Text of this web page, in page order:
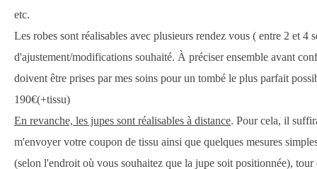
etc.
Les robes sont réalisables avec plusieurs rendez vous ( entre 2 et 4
d'ajustement/modifications souhaité. À préciser ensemble avant
doivent être prises par mes soins pour un tombé le plus parfait
190€(+tissu)
En revanche, les jupes sont réalisables à distance. Pour cela, il
m'envoyer votre coupon de tissu ainsi que quelques mesures
(selon l'endroit où vous souhaitez que la jupe soit positionnée), tour